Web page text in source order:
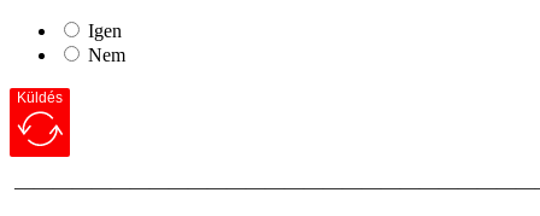
Igen
Nem
Küldés